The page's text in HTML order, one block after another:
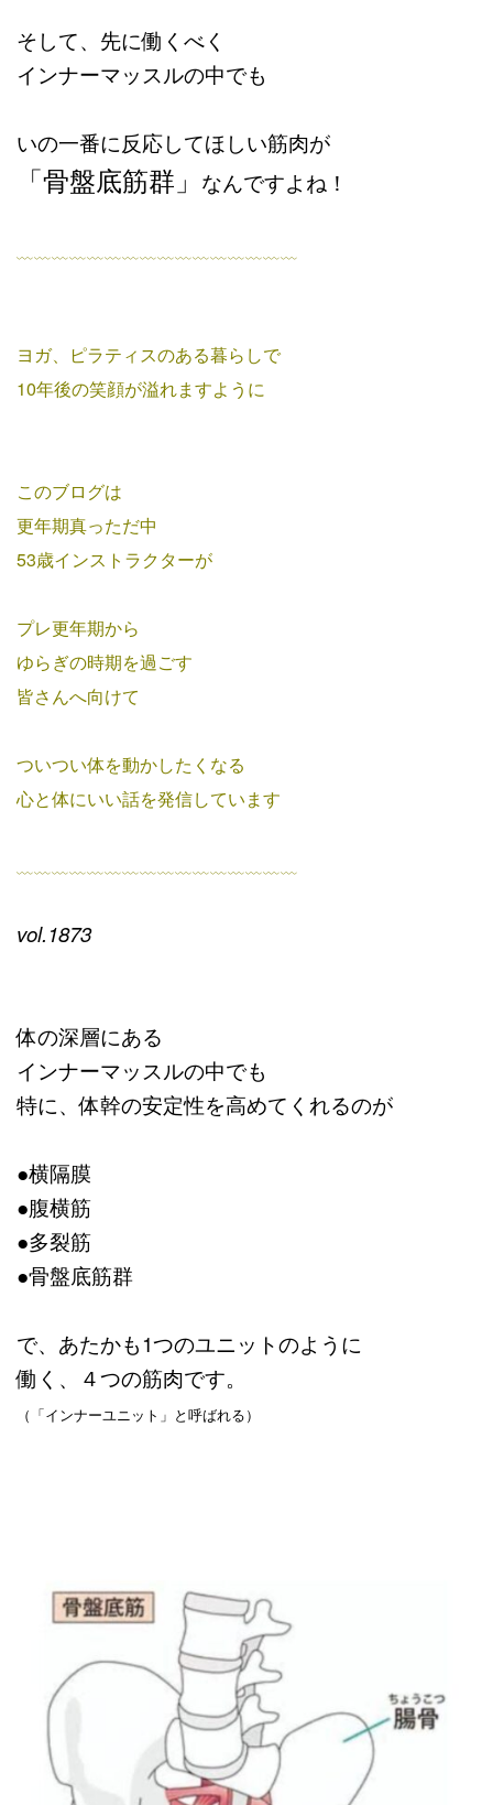
そして、先に働くべく
インナーマッスルの中でも
いの一番に反応してほしい筋肉が
「骨盤底筋群」 なんですよね！
﹏﹏﹏﹏﹏﹏﹏﹏﹏﹏﹏﹏﹏﹏﹏﹏
ヨガ、ピラティスのある暮らしで
10年後の笑顔が溢れますように
このブログは
更年期真っただ中
53歳インストラクターが
プレ更年期から
ゆらぎの時期を過ごす
皆さんへ向けて
ついつい体を動かしたくなる
心と体にいい話を発信しています
﹏﹏﹏﹏﹏﹏﹏﹏﹏﹏﹏﹏﹏﹏﹏﹏
vol.1873
体の深層にある
インナーマッスルの中でも
特に、体幹の安定性を高めてくれるのが
●横隔膜
●腹横筋
●多裂筋
●骨盤底筋群
で、あたかも1つのユニットのように
働く、４つの筋肉です。
（「インナーユニット」と呼ばれる）